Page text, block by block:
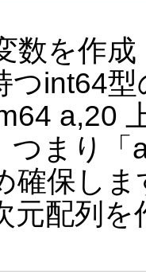
数を作成
つint64
a,20
つまり「
確保し
元配列